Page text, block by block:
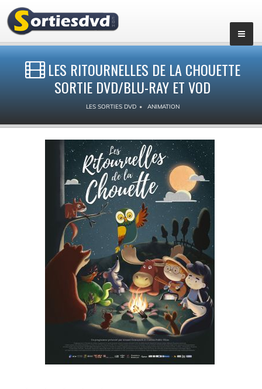
LES RITOURNELLES DE LA CHOUETTE
SORTIE DVD/BLU-RAY ET VOD
LES SORTIES DVD ANIMATION